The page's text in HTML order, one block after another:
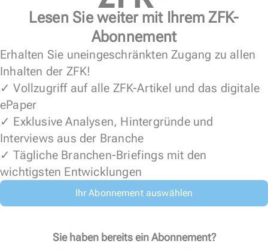
Lesen Sie weiter mit Ihrem ZFK-
Abonnement
Erhalten Sie uneingeschränkten Zugang zu allen
Inhalten der ZFK!
✓ Vollzugriff auf alle ZFK-Artikel und das digitale
ePaper
✓ Exklusive Analysen, Hintergründe und
Interviews aus der Branche
✓ Tägliche Branchen-Briefings mit den
wichtigsten Entwicklungen
Ihr Abonnement auswählen
Sie haben bereits ein Abonnement?